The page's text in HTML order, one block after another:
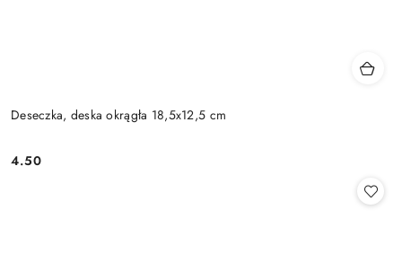
Deseczka, deska okrągła 18,5x12,5 cm
Cena:
4.50